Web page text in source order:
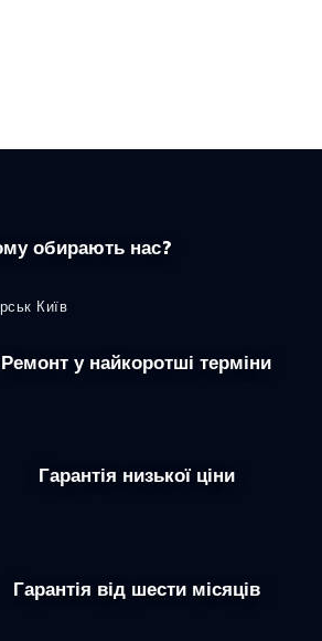
обирають нас?
Київ
Ремонт у найкоротші терміни
Гарантія низької ціни
Гарантія від шести місяців